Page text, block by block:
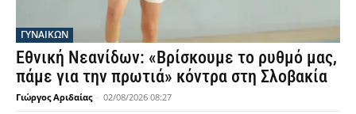
ΓΥΝΑΙΚΩΝ
Εθνική Νεανίδων: «Βρίσκουμε το ρυθμό μας,
πάμε για την πρωτιά» κόντρα στη Σλοβακία
Γιώργος Αριδαίας - 02/08/2026 08:27